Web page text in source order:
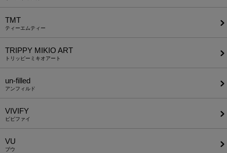
TMT
ティーエムティー
TRIPPY MIKIO ART
トリッピーミキオアート
un-filled
アンフィルド
VIVIFY
ビビファイ
VU
ブウ